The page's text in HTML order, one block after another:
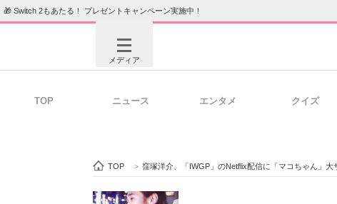
🎁 Switch 2もあたる！ プレゼントキャンペーン実施中！
メディア
ビジネスと働き方のヒント
TOP ニュース エンタメ クイズ
TOP > 窪塚洋介、「IWGP」のNetflix配信に「マコちゃん」